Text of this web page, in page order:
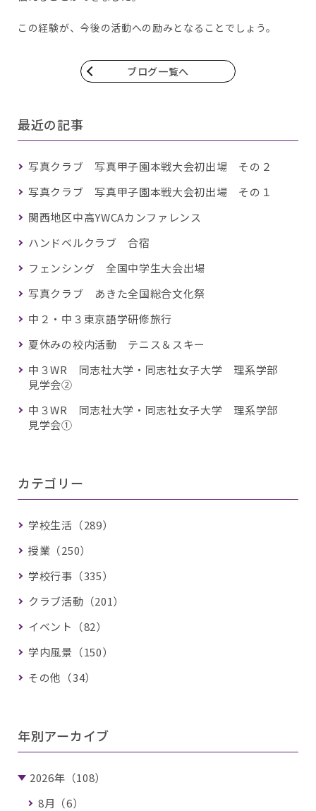
この経験が、今後の活動への励みとなることでしょう。
ブログ一覧へ
最近の記事
写真クラブ 写真甲子園本戦大会初出場 その２
写真クラブ 写真甲子園本戦大会初出場 その１
関西地区中高YWCAカンファレンス
ハンドベルクラブ 合宿
フェンシング 全国中学生大会出場
写真クラブ あきた全国総合文化祭
中２・中３東京語学研修旅行
夏休みの校内活動 テニス＆スキー
中３WR 同志社大学・同志社女子大学 理系学部
見学会②
中３WR 同志社大学・同志社女子大学 理系学部
見学会①
カテゴリー
学校生活（289）
授業（250）
学校行事（335）
クラブ活動（201）
イベント（82）
学内風景（150）
その他（34）
年別アーカイブ
2026年（108）
8月（6）